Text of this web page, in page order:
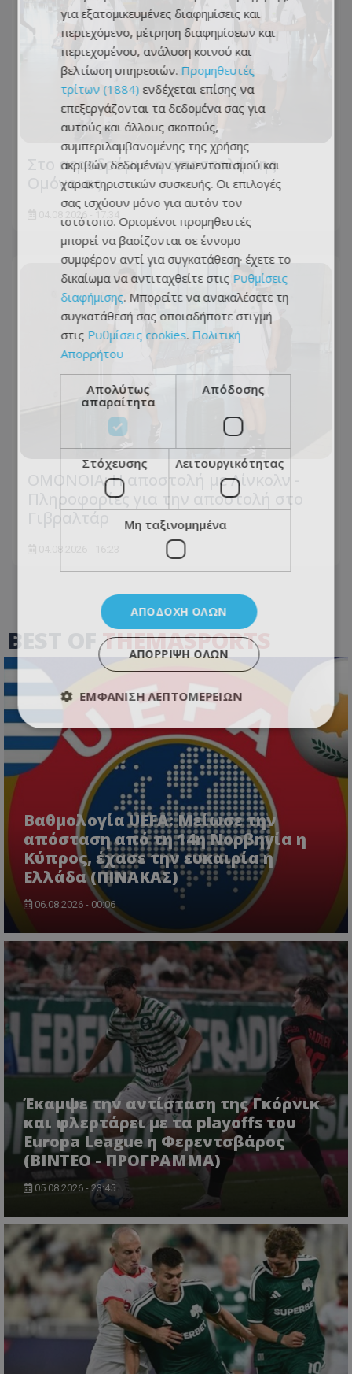
Στο αεροδρόμιο η αποστολή της
Ομόνοιας
04.08.2026 - 17:34
ΟΜΟΝΟΙΑ: Η αποστολή με Λίνκολν -
Πληροφορίες για την αποστολή στο
Γιβραλτάρ
BEST OFTHEMASPORTS
Βαθμολογία UEFA: Μείωσε την
απόσταση από τη 14η Νορβηγία η
Κύπρος, έχασε την ευκαιρία η
Ελλάδα (ΠΙΝΑΚΑΣ)
06.08.2026 - 00:06
Έκαμψε την αντίσταση της Γκόρνικ
και φλερτάρει με τα playoffs του
Europa League η Φερεντσβάρος
(ΒΙΝΤΕΟ - ΠΡΟΓΡΑΜΜΑ)
05.08.2026 - 23:45
για εξατομικευμένες διαφημίσεις και
περιεχόμενο, μέτρηση διαφημίσεων και
περιεχομένου, ανάλυση κοινού και
βελτίωση υπηρεσιών. Προμηθευτές
τρίτων (1884) ενδέχεται επίσης να
επεξεργάζονται τα δεδομένα σας για
αυτούς και άλλους σκοπούς,
συμπεριλαμβανομένης της χρήσης
ακριβών δεδομένων γεωεντοπισμού και
χαρακτηριστικών συσκευής. Οι επιλογές
σας ισχύουν μόνο για αυτόν τον
ιστότοπο. Ορισμένοι προμηθευτές
μπορεί να βασίζονται σε έννομο
συμφέρον αντί για συγκατάθεση· έχετε το
δικαίωμα να αντιταχθείτε στις Ρυθμίσεις
διαφήμισης. Μπορείτε να ανακαλέσετε τη
συγκατάθεσή σας οποιαδήποτε στιγμή
στις Ρυθμίσεις cookies. Πολιτική
Απορρήτου
Απολύτως
απαραίτητα
Απόδοσης
Στόχευσης Λειτουργικότητας
Μη ταξινομημένα
ΑΠΟΔΟΧΉ ΌΛΩΝ
ΑΠΌΡΡΙΨΗ ΌΛΩΝ
ΕΜΦΆΝΙΣΗ ΛΕΠΤΟΜΕΡΕΙΏΝ